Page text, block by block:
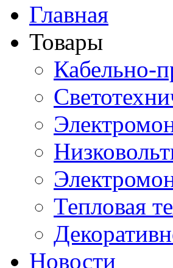
Главная
Товары
Кабельно-
Тепловая
Новости